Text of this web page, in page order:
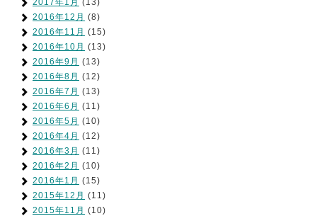
2016年12月 (8)
2016年11月 (15)
2016年10月 (13)
2016年9月 (13)
2016年8月 (12)
2016年7月 (13)
2016年6月 (11)
2016年5月 (10)
2016年4月 (12)
2016年3月 (11)
2016年2月 (10)
2016年1月 (15)
2015年12月 (11)
2015年11月 (10)